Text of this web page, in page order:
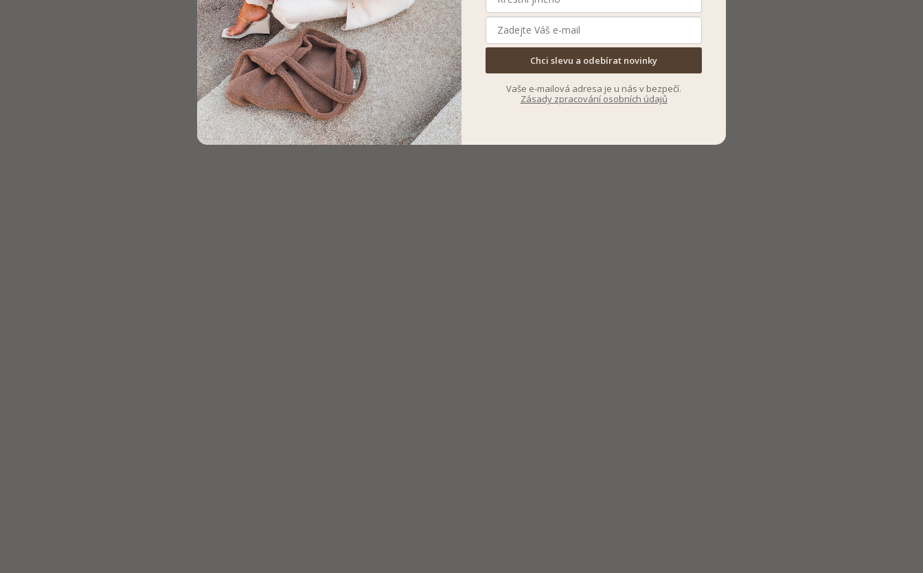
Chci slevu a odebírat novinky
Vaše e-mailová adresa je u nás v bezpečí.
Zásady zpracování osobních údajů